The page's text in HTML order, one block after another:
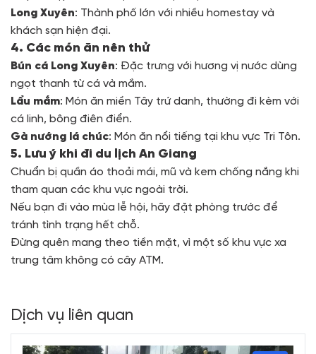
Long Xuyên: Thành phố lớn với nhiều homestay và
khách sạn hiện đại.
4. Các món ăn nên thử
Bún cá Long Xuyên: Đặc trưng với hương vị nước dùng
ngọt thanh từ cá và mắm.
Lẩu mắm: Món ăn miền Tây trứ danh, thường đi kèm với
cá linh, bông điên điển.
Gà nướng lá chúc: Món ăn nổi tiếng tại khu vực Tri Tôn.
5. Lưu ý khi đi du lịch An Giang
Chuẩn bị quần áo thoải mái, mũ và kem chống nắng khi
tham quan các khu vực ngoài trời.
Nếu bạn đi vào mùa lễ hội, hãy đặt phòng trước để
tránh tình trạng hết chỗ.
Đừng quên mang theo tiền mặt, vì một số khu vực xa
trung tâm không có cây ATM.
Dịch vụ liên quan